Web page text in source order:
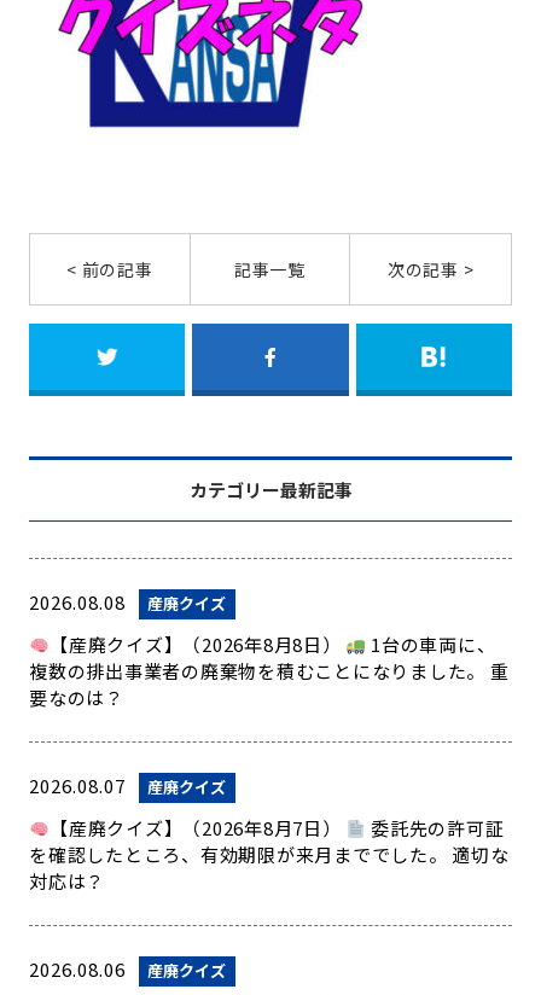
< 前の記事 記事一覧 次の記事 >
カテゴリー最新記事
2026.08.08 産廃クイズ
【産廃クイズ】（2026年8月8日）
1台の車両に、
複数の排出事業者の廃棄物を積むことになりました。 重
要なのは？
2026.08.07 産廃クイズ
【産廃クイズ】（2026年8月7日）
委託先の許可証
を確認したところ、有効期限が来月まででした。 適切な
対応は？
2026.08.06 産廃クイズ